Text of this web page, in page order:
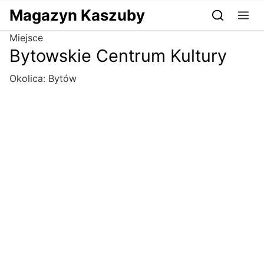
Przejdź do serwisu magazynkaszuby.pl
Magazyn Kaszuby
Miejsce
Bytowskie Centrum Kultury
Okolica: Bytów